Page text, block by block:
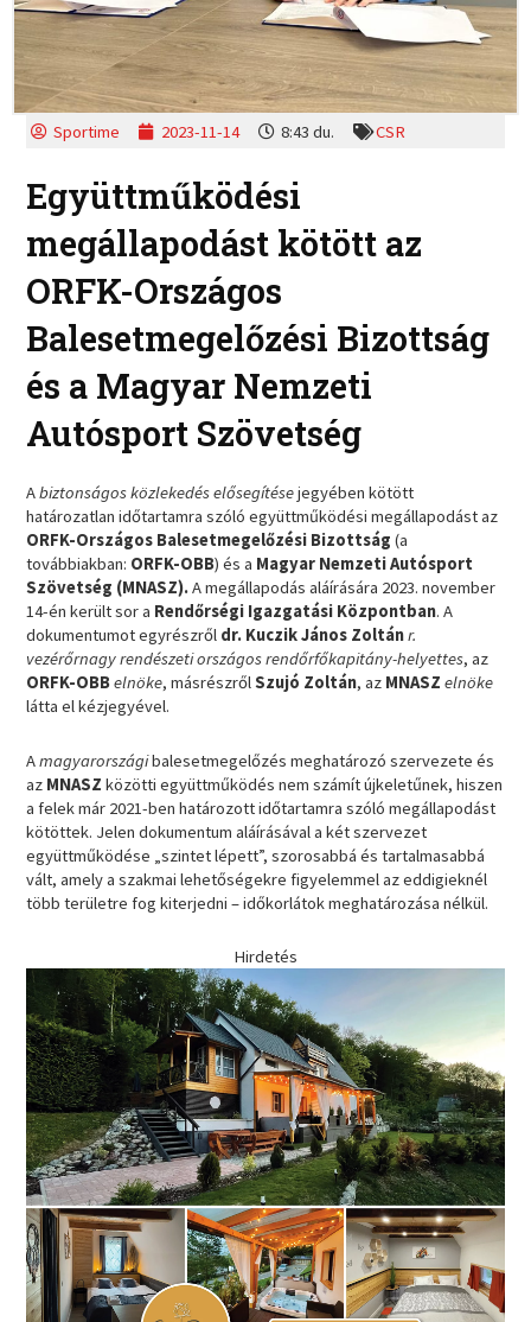
Sportime 2023-11-14 8:43 du. CSR
Együttműködési
megállapodást kötött az
ORFK-Országos
Balesetmegelőzési Bizottság
és a Magyar Nemzeti
Autósport Szövetség
Abiztonságos közlekedés elősegítésejegyében kötött
határozatlan időtartamra szóló együttműködési megállapodást az
ORFK-Országos Balesetmegelőzési Bizottság(a
továbbiakban: ORFK-OBB) és a Magyar Nemzeti Autósport
Szövetség (MNASZ).A megállapodás aláírására 2023. november
14-én került sor a Rendőrségi Igazgatási Központban. A
dokumentumot egyrészről dr. Kuczik János Zoltánr.
vezérőrnagy rendészeti országos rendőrfőkapitány-helyettes, az
ORFK-OBBelnöke, másrészrőlSzujó Zoltán, az MNASZelnöke
látta el kézjegyével.
Amagyarországibalesetmegelőzés meghatározó szervezete és
az MNASZközötti együttműködés nem számít újkeletűnek, hiszen
a felek már 2021-ben határozott időtartamra szóló megállapodást
kötöttek. Jelen dokumentum aláírásával a két szervezet
együttműködése „szintet lépett”, szorosabbá és tartalmasabbá
vált, amely a szakmai lehetőségekre figyelemmel az eddigieknél
több területre fog kiterjedni – időkorlátok meghatározása nélkül.
Hirdetés